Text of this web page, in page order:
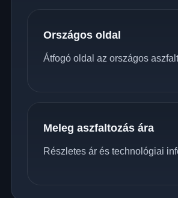
Országos oldal
Átfogó oldal az országos
Meleg aszfaltozás ára
Részletes ár és technológiai